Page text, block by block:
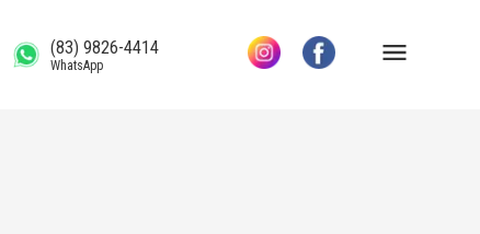
(83) 9826-4414
WhatsApp